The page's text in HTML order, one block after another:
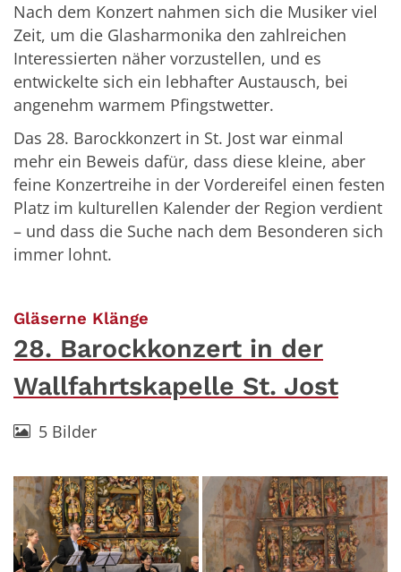
Nach dem Konzert nahmen sich die Musiker viel
Zeit, um die Glasharmonika den zahlreichen
Interessierten näher vorzustellen, und es
entwickelte sich ein lebhafter Austausch, bei
angenehm warmem Pfingstwetter.
Das 28. Barockkonzert in St. Jost war einmal
mehr ein Beweis dafür, dass diese kleine, aber
feine Konzertreihe in der Vordereifel einen festen
Platz im kulturellen Kalender der Region verdient
– und dass die Suche nach dem Besonderen sich
immer lohnt.
Gläserne Klänge
28. Barockkonzert in der
Wallfahrtskapelle St. Jost
5 Bilder